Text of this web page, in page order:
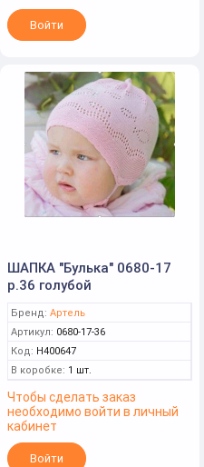
Войти
ШАПКА "Булька" 0680-17
р.36 голубой
Бренд: Артель
Артикул: 0680-17-36
Код: Н400647
В коробке: 1 шт.
Чтобы сделать заказ
необходимо войти в личный
кабинет
Войти